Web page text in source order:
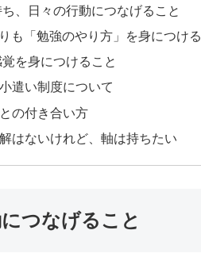
、日々の行動につなげること
も「勉強のやり方」を身につける
を身につけること
遣い制度について
の付き合い方
はないけれど、軸は持ちたい
つなげること